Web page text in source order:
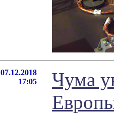
07.12.2018
17:05
Чума